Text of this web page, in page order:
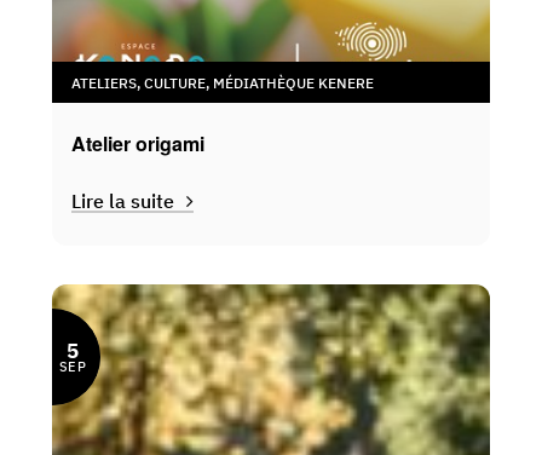
ATELIERS,CULTURE, MÉDIATHÈQUE KENERE
Atelier origami
Lire la suite
5
SEP